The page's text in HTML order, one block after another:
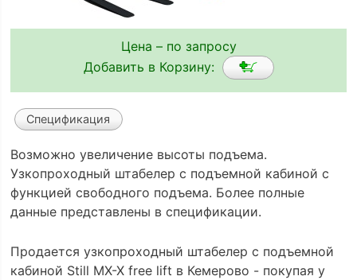
Цена – по запросу
Добавить в Корзину:
Спецификация
Возможно увеличение высоты подъема.
Узкопроходный штабелер с подъемной кабиной c
функцией свободного подъема. Более полные
данные представлены в спецификации.
Продается узкопроходный штабелер с подъемной
кабиной Still MX-X free lift в Кемерово - покупая у